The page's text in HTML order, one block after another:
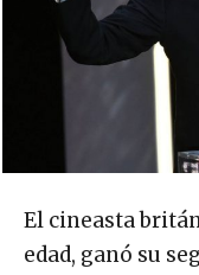
El cineasta
edad, ganó su